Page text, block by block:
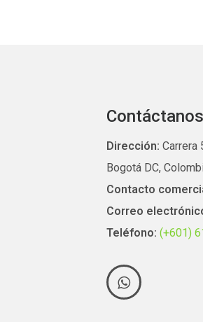
Contáctanos
Dirección: Carrera
Bogotá DC,
Contacto
Correo
Teléfono: (+601)